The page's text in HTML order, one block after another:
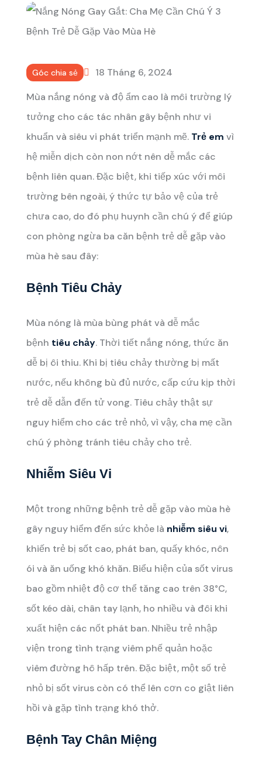
Góc chia sẻ
18 Tháng 6, 2024
Mùa nắng nóng và độ ẩm cao là môi trường lý
tưởng cho các tác nhân gây bệnh như vi
khuẩn và siêu vi phát triển mạnh mẽ. Trẻ em vì
hệ miễn dịch còn non nớt nên dễ mắc các
bệnh liên quan. Đặc biệt, khi tiếp xúc với môi
trường bên ngoài, ý thức tự bảo vệ của trẻ
chưa cao, do đó phụ huynh cần chú ý để giúp
con phòng ngừa ba căn bệnh trẻ dễ gặp vào
mùa hè sau đây:
Bệnh Tiêu Chảy
Mùa nóng là mùa bùng phát và dễ mắc
bệnh tiêu chảy. Thời tiết nắng nóng, thức ăn
dễ bị ôi thiu. Khi bị tiêu chảy thường bị mất
nước, nếu không bù đủ nước, cấp cứu kịp thời
trẻ dễ dẫn đến tử vong. Tiêu chảy thật sự
nguy hiểm cho các trẻ nhỏ, vì vậy, cha mẹ cần
chú ý phòng tránh tiêu chảy cho trẻ.
Nhiễm Siêu Vi
Một trong những bệnh trẻ dễ gặp vào mùa hè
gây nguy hiểm đến sức khỏe là nhiễm siêu vi,
khiến trẻ bị sốt cao, phát ban, quấy khóc, nôn
ói và ăn uống khó khăn. Biểu hiện của sốt virus
bao gồm nhiệt độ cơ thể tăng cao trên 38°C,
sốt kéo dài, chân tay lạnh, ho nhiều và đôi khi
xuất hiện các nốt phát ban. Nhiều trẻ nhập
viện trong tình trạng viêm phế quản hoặc
viêm đường hô hấp trên. Đặc biệt, một số trẻ
nhỏ bị sốt virus còn có thể lên cơn co giật liên
hồi và gặp tình trạng khó thở.
Bệnh Tay Chân Miệng